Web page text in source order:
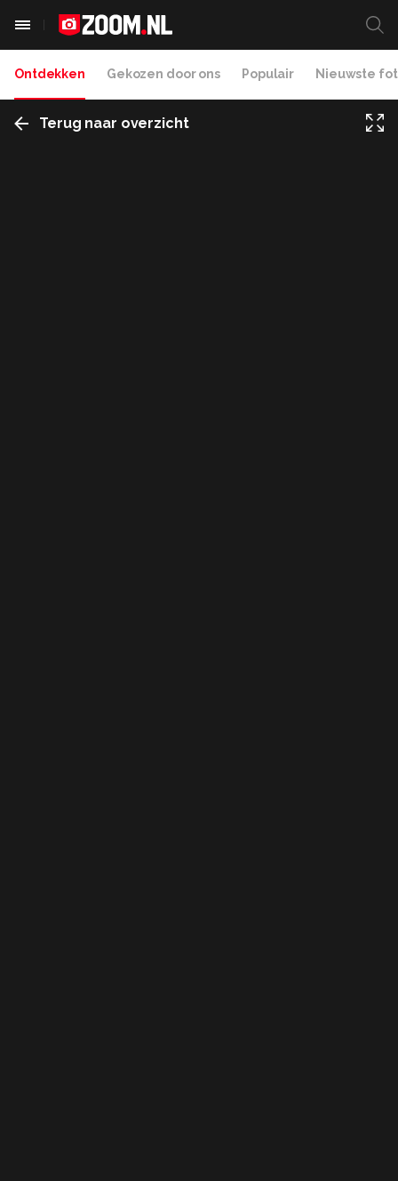
Ontdekken Gekozen door ons Populair Nieuwste
Terug naar overzicht